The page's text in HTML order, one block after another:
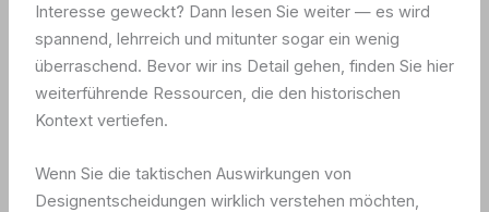
Interesse geweckt? Dann lesen Sie weiter — es wird
spannend, lehrreich und mitunter sogar ein wenig
überraschend. Bevor wir ins Detail gehen, finden Sie hier
weiterführende Ressourcen, die den historischen
Kontext vertiefen.
Wenn Sie die taktischen Auswirkungen von
Designentscheidungen wirklich verstehen möchten,